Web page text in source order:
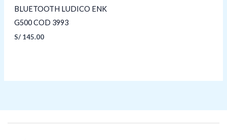
BLUETOOTH LUDICO ENK
G500 COD 3993
S/145.00